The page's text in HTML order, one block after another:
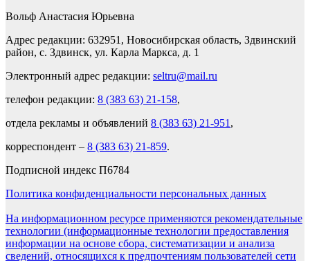
Вольф Анастасия Юрьевна
Адрес редакции: 632951, Новосибирская область, Здвинский
район, с. Здвинск, ул. Карла Маркса, д. 1
Электронный адрес редакции: seltru@mail.ru
телефон редакции: 8 (383 63) 21-158,
отдела рекламы и объявлений 8 (383 63) 21-951 ,
корреспондент – 8 (383 63) 21-859.
Подписной индекс П6784
Политика конфиденциальности персональных данных
На информационном ресурсе применяются рекомендательные
технологии (информационные технологии предоставления
информации на основе сбора, систематизации и анализа
сведений, относящихся к предпочтениям пользователей сети